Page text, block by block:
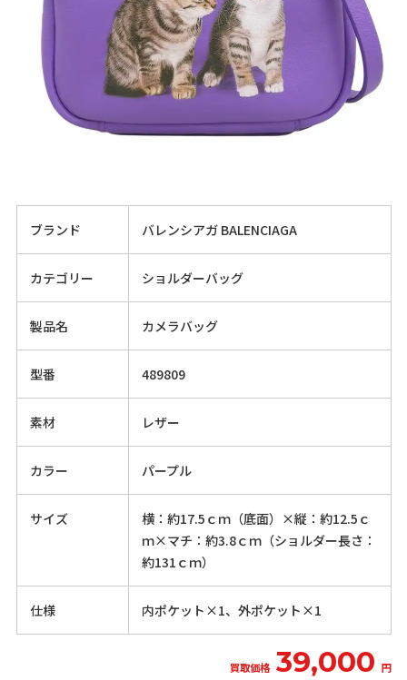
ブランド バレンシアガ BALENCIAGA
カテゴリー ショルダーバッグ
製品名 カメラバッグ
型番 489809
素材 レザー
カラー パープル
サイズ
横：約17.5ｃｍ（底面）×縦：約12.5ｃ
ｍ×マチ：約3.8ｃｍ（ショルダー長さ：
約131ｃｍ）
仕様 内ポケット×1、外ポケット×1
買取価格 39,000 円